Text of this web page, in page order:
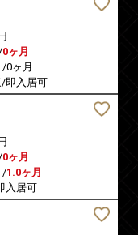
0ヶ月
/0ヶ月
即入居可
0ヶ月
/1.0ヶ月
入居可